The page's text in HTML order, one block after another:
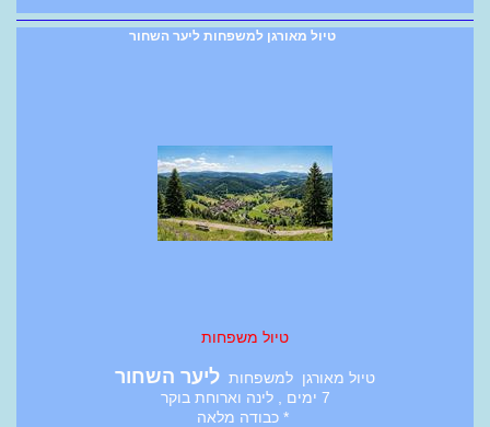
טיול מאורגן למשפחות ליער השחור
טיול משפחות
טיול מאורגן למשפחות ליער השחור
7 ימים , לינה וארוחת בוקר
* כבודה מלאה